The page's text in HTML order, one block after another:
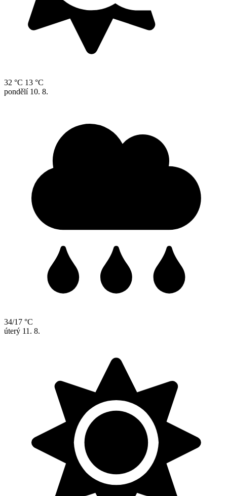
32 °C 13 °C
pondělí 10. 8.
34/17 °C
úterý 11. 8.